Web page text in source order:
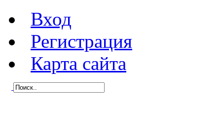
Вход
Регистрация
Карта сайта